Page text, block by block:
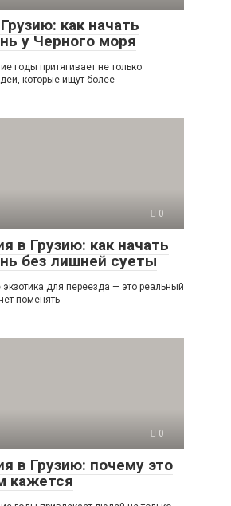
как начать
у Черного моря
годы притягивает не только
которые ищут более
0
в Грузию: как начать
без лишней суеты
экзотика для переезда — это реальный
поменять
0
в Грузию: почему это
кажется